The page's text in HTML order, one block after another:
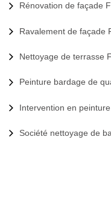
Rénovation de façade
Ravalement de façade
Nettoyage de terrasse
Peinture bardage de
Intervention en
Société nettoyage de